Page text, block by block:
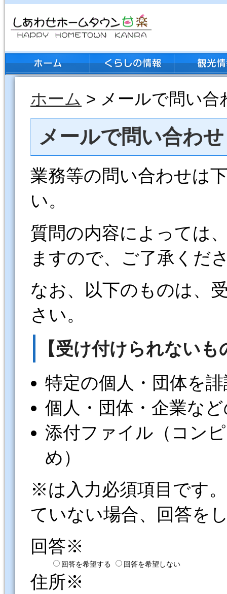
ホーム > メールで問い合
メールで問い合わせ
業務等の問い合わせは
い。
質問の内容によっては
ますので、ご了承くだ
なお、以下のものは、
さい。
【受け付けられないも
特定の個人・団体を
個人・団体・企業な
添付ファイル（コン
め）
※は入力必須項目です
ていない場合、回答を
回答※
回答を希望する 回答を希望しない
住所※